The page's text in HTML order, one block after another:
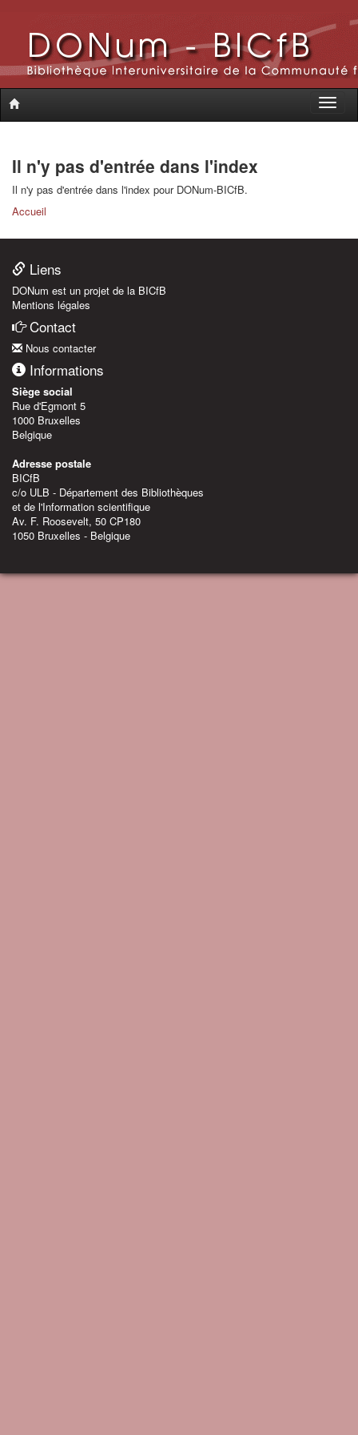
Toggle
Il n'y pas d'entrée dans l'index
Il n'y pas d'entrée dans l'index pour DONum-BICfB.
Accueil
Liens
DONum est un projet de la BICfB
Mentions légales
Contact
Nous contacter
Informations
Siège social
Rue d'Egmont 5
1000 Bruxelles
Belgique
Adresse postale
BICfB
c/o ULB - Département des Bibliothèques
et de l'Information scientifique
Av. F. Roosevelt, 50 CP180
1050 Bruxelles - Belgique